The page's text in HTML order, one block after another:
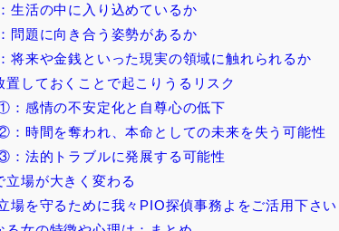
生活の中に入り込めているか
問題に向き合う姿勢があるか
将来や金銭といった現実の領域に触れられるか
置しておくことで起こりうるリスク
：感情の不安定化と自尊心の低下
：時間を奪われ、本命としての未来を失う可能性
：法的トラブルに発展する可能性
立場が大きく変わる
場を守るために我々PIO探偵事務よをご活用下さい